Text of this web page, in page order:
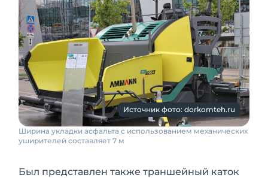
Источник фото: dorkomteh.ru
Ширина укладки асфальта с использованием механических
уширителей составляет 7 м
Был представлен также траншейный каток